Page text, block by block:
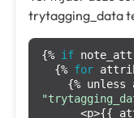
trytagging_data
{% if
  {%
for